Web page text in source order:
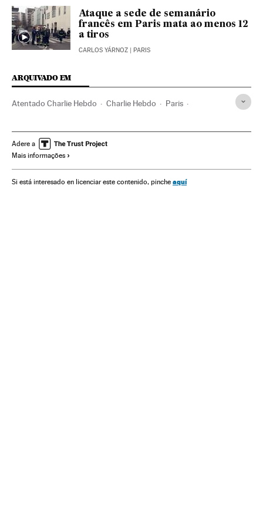
Ataque a sede de semanário
francês em Paris mata ao menos 12
a tiros
CARLOS YÁRNOZ | PARIS
ARQUIVADO EM
Atentado Charlie Hebdo Charlie Hebdo Paris
Terrorismo islamista Jihadismo
Imprensa Terrorismo
Comunicação
Adere a
Mais informações
Si está interesado en licenciar este contenido, pinche aquí